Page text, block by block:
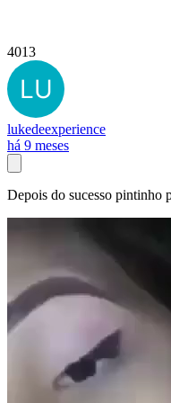
4013
lukedeexperience
há 9 meses
Depois do sucesso pintinho